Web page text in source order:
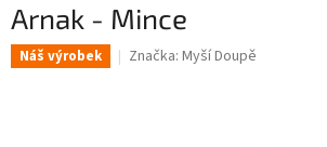
Arnak - Mince
Náš výrobek Značka: Myší Doupě